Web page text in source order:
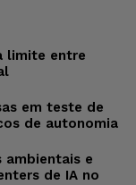
limite entre
em teste de
de autonomia
ambientais e
de IA no